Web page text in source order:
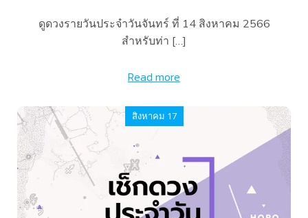
ดูดวงรายวันประจำวันจันทร์ ที่ 14 สิงหาคม 2566
สำหรับท่า […]
Read more
สิงหาคม 17